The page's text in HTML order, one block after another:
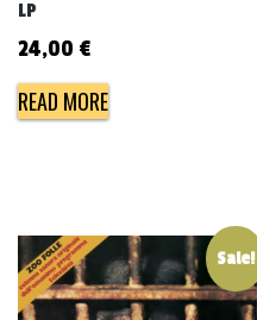
LP
24,00 €
READ MORE
Sale!